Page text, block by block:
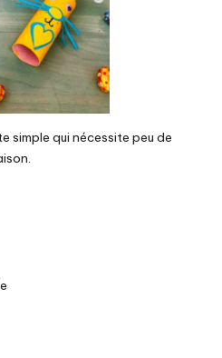
qui nécessite peu de